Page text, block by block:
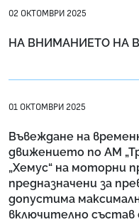
02 ОКТОМВРИ 2025
НА ВНИМАНИЕТО НА
01 ОКТОМВРИ 2025
Въвеждане на
движението по АМ
„Хемус“ на моторни
предназначени за
допустима
включително състав